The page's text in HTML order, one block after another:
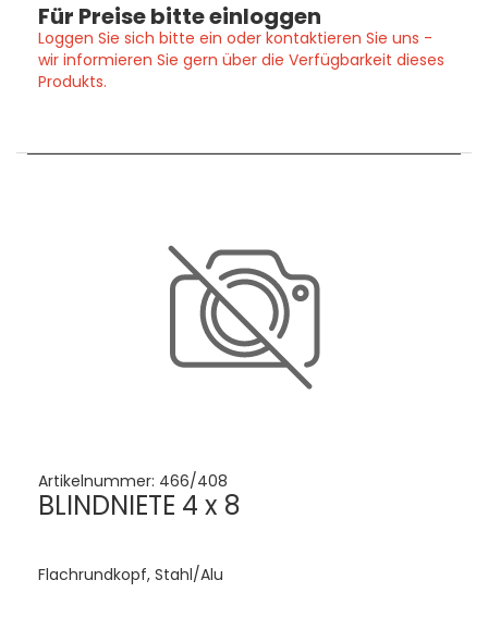
Für Preise bitte einloggen
Loggen Sie sich bitte ein oder kontaktieren Sie uns -
wir informieren Sie gern über die Verfügbarkeit dieses
Produkts.
Artikelnummer: 466/408
BLINDNIETE 4 x 8
Flachrundkopf, Stahl/Alu